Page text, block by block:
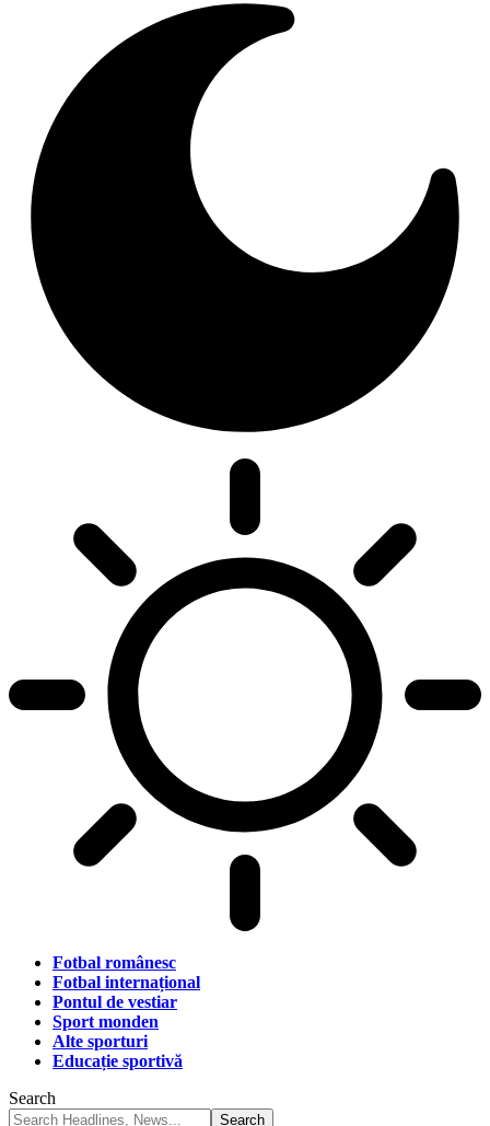
Fotbal românesc
Fotbal internațional
Pontul de vestiar
Sport monden
Alte sporturi
Educație sportivă
Search